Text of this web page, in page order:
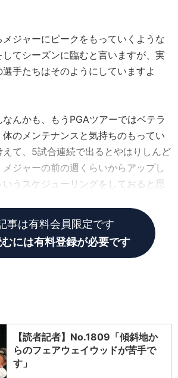
ジャーにピークをもっていくような
てシーズンに臨むと言いますが、実
手たちはそのようにしていますよ
んかも、もうPGAツアーではベテラ
のメンテナンスと気持ちのもってい
えて、5試合連続で出るとやはりしんど
ジャーの前の週くらいからアップし
うスケジューリングをしておると思
事は有料会員限定です
には有料登録が必要です
【読者記者】No.1809「傾斜地か
らのフェアウェイウッドが苦手で
す」